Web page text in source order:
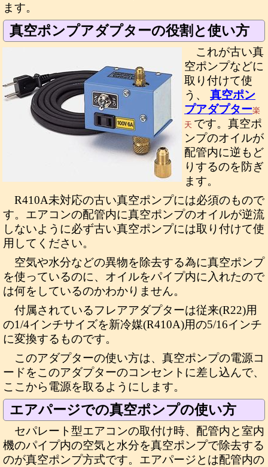
ます。
真空ポンプアダプターの役割と使い方
これが古い真
空ポンプなどに
取り付けて使
う、 真空ポン
プアダプター楽
天 です。真空ポ
ンプのオイルが
配管内に逆もど
りするのを防ぎ
ます。
R410A未対応の古い真空ポンプには必須のもので
す。エアコンの配管内に真空ポンプのオイルが逆流
しないように必ず古い真空ポンプには取り付けて使
用してください。
空気や水分などの異物を除去する為に真空ポンプ
を使っているのに、オイルをパイプ内に入れたので
は何をしているのかわかりません。
付属されているフレアアダプターは従来(R22)用
の1/4インチサイズを新冷媒(R410A)用の5/16インチ
に変換するものです。
このアダプターの使い方は、真空ポンプの電源コ
ードをこのアダプターのコンセントに差し込んで、
ここから電源を取るようにします。
エアパージでの真空ポンプの使い方
セパレート型エアコンの取付け時、配管内と室内
機のパイプ内の空気と水分を真空ポンプで除去する
のが真空ポンプ方式です。エアパージとは配管内の